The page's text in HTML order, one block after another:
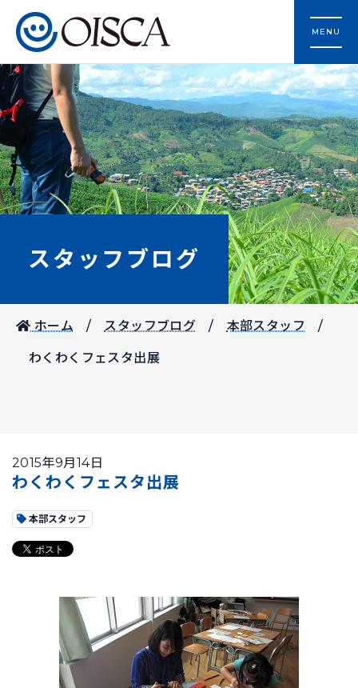
MENU
スタッフブログ
ホーム スタッフブログ 本部スタッフ
わくわくフェスタ出展
2015年9月14日
わくわくフェスタ出展
本部スタッフ